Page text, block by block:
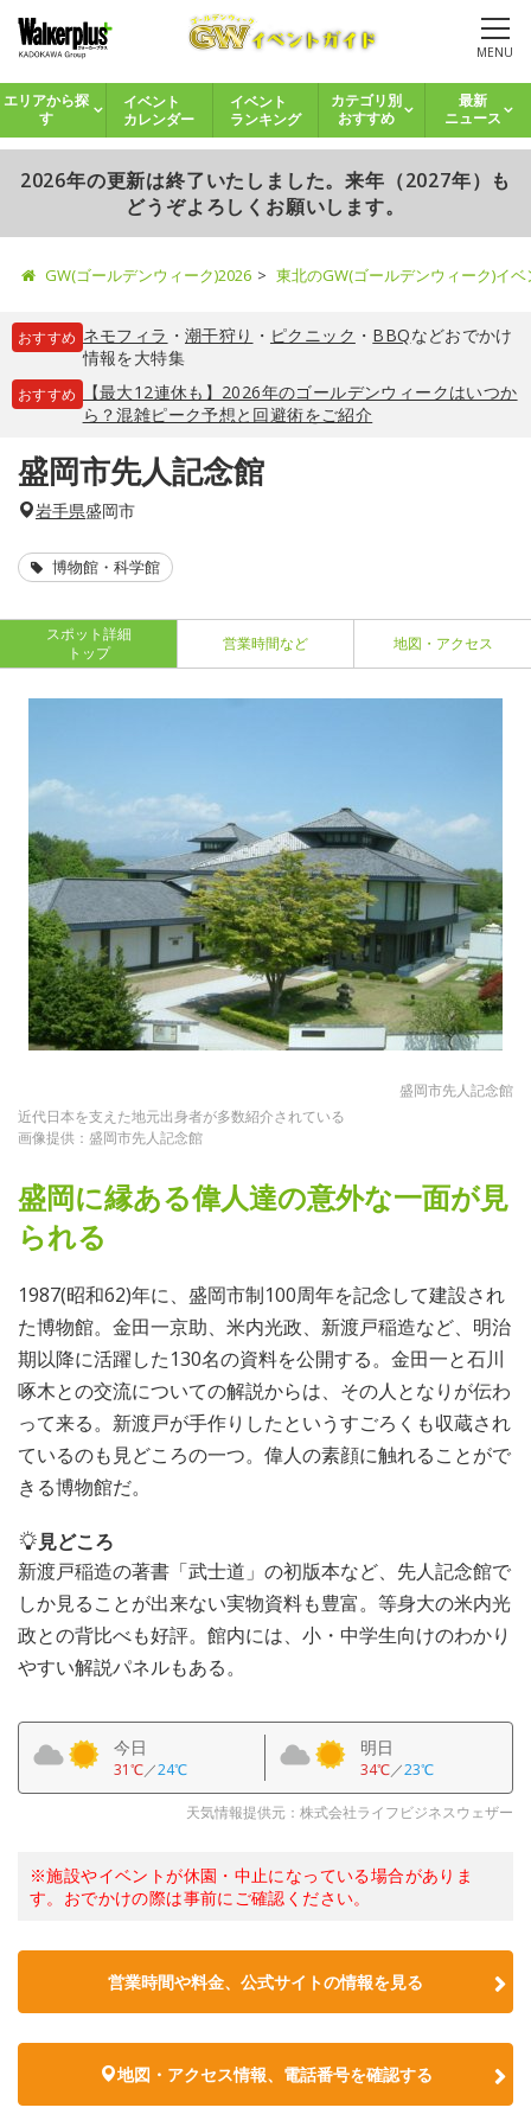
MENU
エリアから探
す
イベント
カレンダー
イベント
ランキング
カテゴリ別
おすすめ
最新
ニュース
2026年の更新は終了いたしました。来年（2027年）も
どうぞよろしくお願いします。
GW(ゴールデンウィーク)2026 東北のGW(ゴールデンウィーク)イ
おすすめ ネモフィラ ・ 潮干狩り ・ ピクニック ・ BBQなどおでかけ
情報を大特集
おすすめ
【最大12連休も】2026年のゴールデンウィークはいつか
ら？混雑ピーク予想と回避術をご紹介
盛岡市先人記念館
岩手県盛岡市
博物館・科学館
スポット詳細
トップ
営業時間など 地図・アクセス
盛岡市先人記念館
近代日本を支えた地元出身者が多数紹介されている
画像提供：盛岡市先人記念館
盛岡に縁ある偉人達の意外な一面が見
られる
1987(昭和62)年に、盛岡市制100周年を記念して建設され
た博物館。金田一京助、米内光政、新渡戸稲造など、明治
期以降に活躍した130名の資料を公開する。金田一と石川
啄木との交流についての解説からは、その人となりが伝わ
って来る。新渡戸が手作りしたというすごろくも収蔵され
ているのも見どころの一つ。偉人の素顔に触れることがで
きる博物館だ。
見どころ
新渡戸稲造の著書「武士道」の初版本など、先人記念館で
しか見ることが出来ない実物資料も豊富。等身大の米内光
政との背比べも好評。館内には、小・中学生向けのわかり
やすい解説パネルもある。
今日
31℃／24℃
明日
34℃／23℃
天気情報提供元：株式会社ライフビジネスウェザー
※施設やイベントが休園・中止になっている場合がありま
す。おでかけの際は事前にご確認ください。
営業時間や料金、公式サイトの情報を見る
地図・アクセス情報、電話番号を確認する